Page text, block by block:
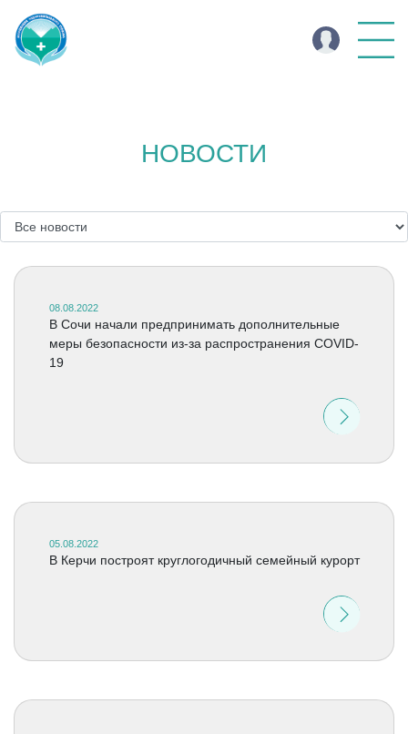
НОВОСТИ
08.08.2022
В Сочи начали предпринимать дополнительные
меры безопасности из-за распространения COVID-
19
05.08.2022
В Керчи построят круглогодичный семейный курорт